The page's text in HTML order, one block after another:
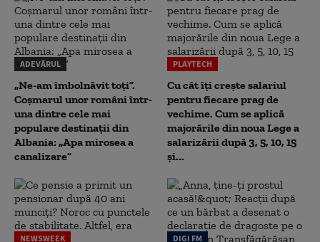
ADEVĂRUL
„Ne-am îmbolnăvit toți”.
Coșmarul unor români într-
una dintre cele mai
populare destinații din
Albania: „Apa mirosea a
canalizare”
PLAYTECH
Cu cât îți crește salariul
pentru fiecare prag de
vechime. Cum se aplică
majorările din noua Lege a
salarizării după 3, 5, 10, 15
și...
NEWSWEEK DIGI FM